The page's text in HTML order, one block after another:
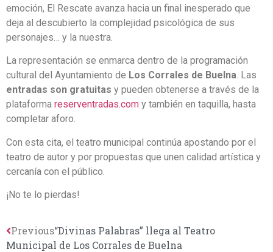
emoción, El Rescate avanza hacia un final inesperado que
deja al descubierto la complejidad psicológica de sus
personajes… y la nuestra.
La representación se enmarca dentro de la programación
cultural del Ayuntamiento de Los Corrales de Buelna. Las
entradas son gratuitas y pueden obtenerse a través de la
plataforma reserventradas.com y también en taquilla, hasta
completar aforo.
Con esta cita, el teatro municipal continúa apostando por el
teatro de autor y por propuestas que unen calidad artística y
cercanía con el público.
¡No te lo pierdas!
Previous“Divinas Palabras” llega al Teatro
Municipal de Los Corrales de Buelna